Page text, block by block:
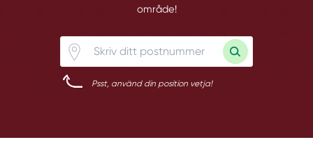
område!
Psst, använd din position vetja!